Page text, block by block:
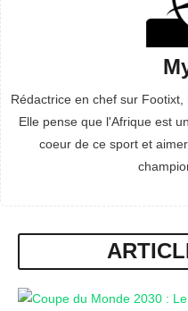
Rédactrice en chef sur
Elle pense que l'Afrique est
coeur de ce sport et